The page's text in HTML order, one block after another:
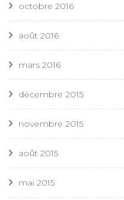
octobre 2016
août 2016
mars 2016
décembre 2015
novembre 2015
août 2015
mai 2015